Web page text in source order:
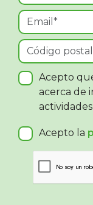
Acepto
acerca de
Acepto la